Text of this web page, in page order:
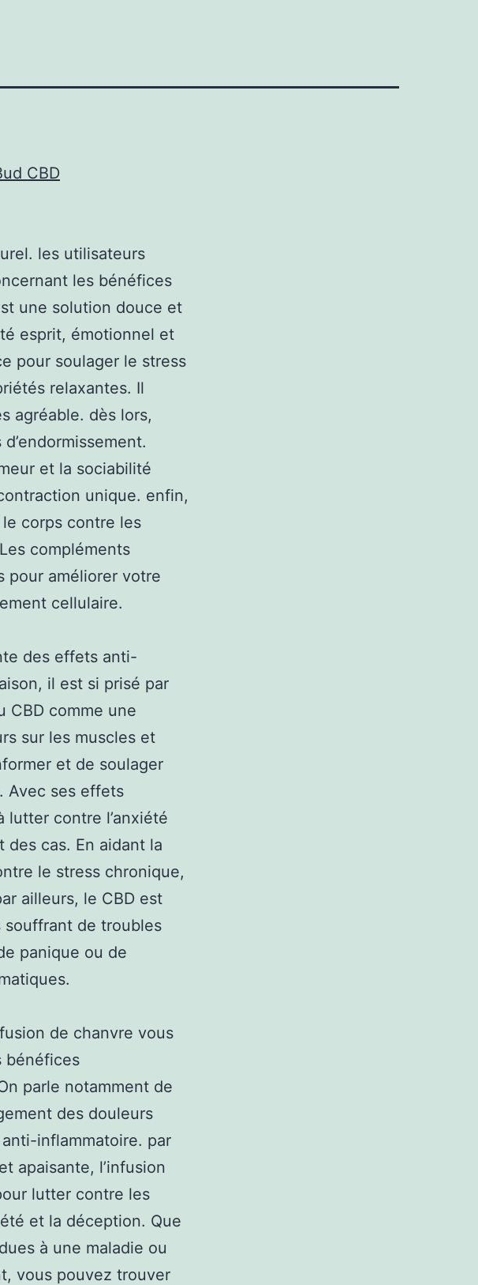
CBD
les utilisateurs
les bénéfices
une solution douce et
esprit, émotionnel et
pour soulager le stress
relaxantes. Il
agréable. dès lors,
et la sociabilité
unique. enfin,
corps contre les
compléments
pour améliorer votre
cellulaire.
des effets anti-
il est si prisé par
CBD comme une
sur les muscles et
et de soulager
Avec ses effets
lutter contre l’anxiété
des cas. En aidant la
le stress chronique,
ailleurs, le CBD est
souffrant de troubles
panique ou de
de chanvre vous
bénéfices
parle notamment de
des douleurs
inflammatoire. par
apaisante, l’infusion
lutter contre les
et la déception. Que
à une maladie ou
vous pouvez trouver